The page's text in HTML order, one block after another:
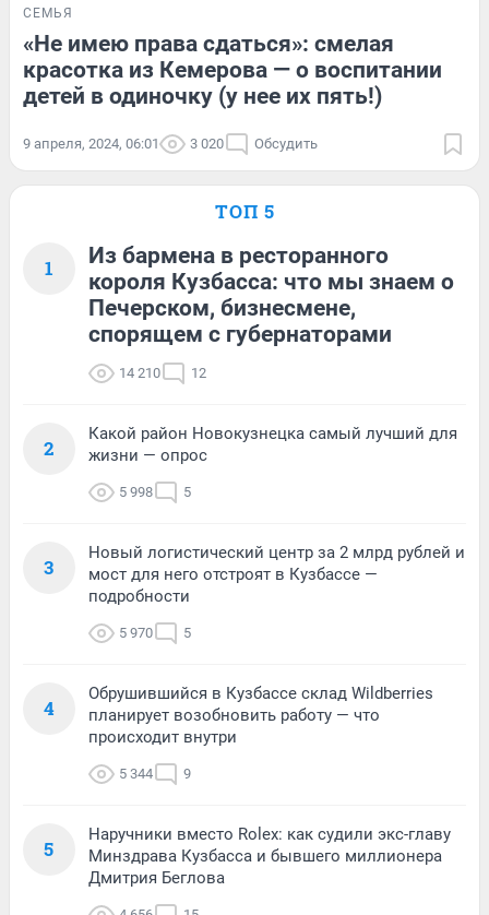
СЕМЬЯ
«Не имею права сдаться»: смелая
красотка из Кемерова — о воспитании
детей в одиночку (у нее их пять!)
9 апреля, 2024, 06:01 3 020 Обсудить
ТОП 5
1
Из бармена в ресторанного
короля Кузбасса: что мы знаем о
Печерском, бизнесмене,
спорящем с губернаторами
14 210 12
2
Какой район Новокузнецка самый лучший для
жизни — опрос
5 998 5
3
Новый логистический центр за 2 млрд рублей и
мост для него отстроят в Кузбассе —
подробности
5 970 5
4
Обрушившийся в Кузбассе склад Wildberries
планирует возобновить работу — что
происходит внутри
5 344 9
5
Наручники вместо Rolex: как судили экс-главу
Минздрава Кузбасса и бывшего миллионера
Дмитрия Беглова